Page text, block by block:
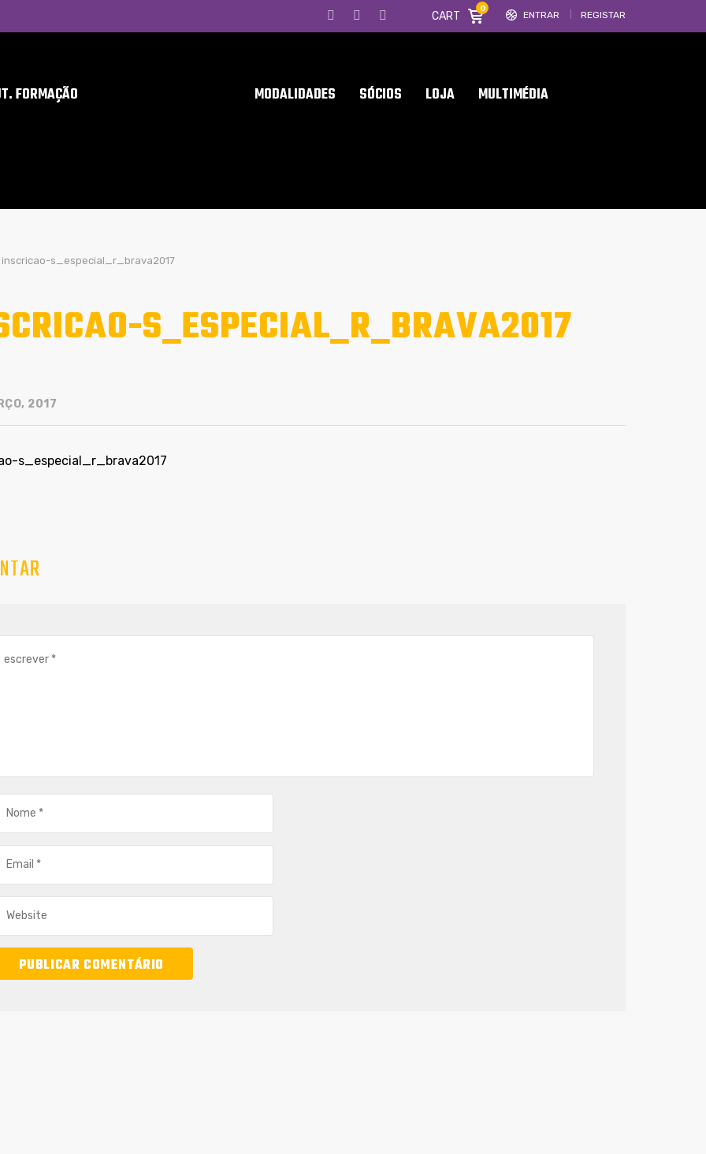
ENTRAR REGISTAR
CART
0
FORMAÇÃO MODALIDADES SÓCIOS LOJA MULTIMÉDIA
inscricao-s_especial_r_brava2017
S_ESPECIAL_R_BRAVA2017
2017
s_especial_r_brava2017